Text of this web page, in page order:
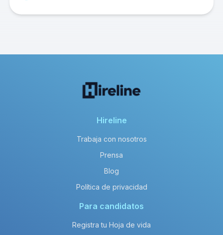
Hireline
Trabaja con nosotros
Prensa
Blog
Política de privacidad
Para candidatos
Registra tu Hoja de vida